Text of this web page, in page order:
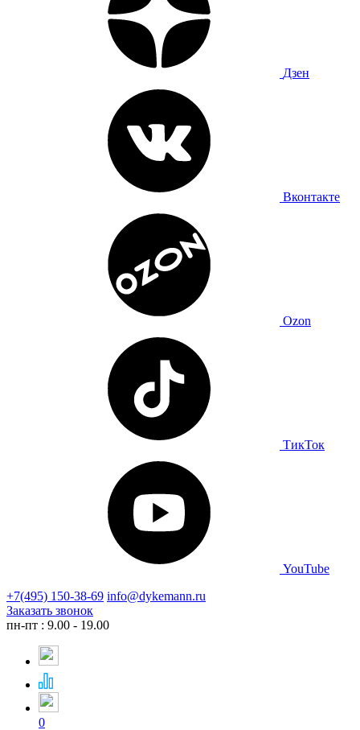
Дзен
Вконтакте
Ozon
ТикТок
YouTube
+7(495) 150-38-69 info@dykemann.ru
Заказать звонок
пн-пт : 9.00 - 19.00
0